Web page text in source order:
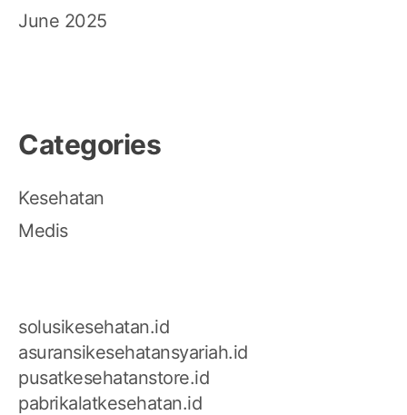
June 2025
Categories
Kesehatan
Medis
solusikesehatan.id
asuransikesehatansyariah.id
pusatkesehatanstore.id
pabrikalatkesehatan.id